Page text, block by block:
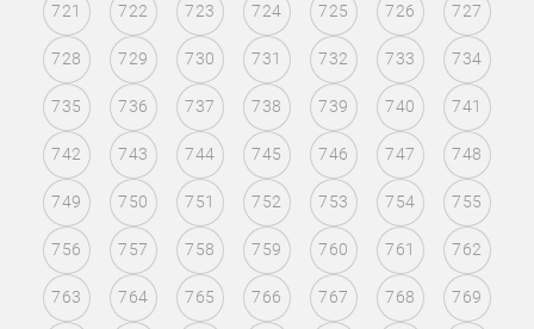
721 722 723 724 725 726 727
728 729 730 731 732 733 734
735 736 737 738 739 740 741
742 743 744 745 746 747 748
749 750 751 752 753 754 755
756 757 758 759 760 761 762
763 764 765 766 767 768 769